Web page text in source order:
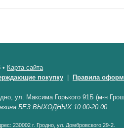
Карта сайта
покупку
Правила
ул. Максима Горького 91Б (м-н
БЕЗ ВЫХОДНЫХ 10.00-20.00
230002 г. Гродно, ул. Домбровского 29-2.